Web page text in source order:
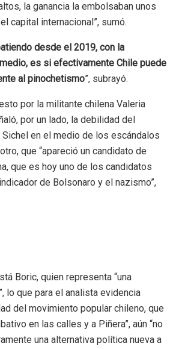
la ganancia la embolsaban unos
capital internacional”, sumó.
desde el 2019, con la
es si efectivamente Chile puede
al pinochetismo”, subrayó.
por la militante chilena Valeria
por un lado, la debilidad del
en el medio de los escándalos
que “apareció un candidato de
que es hoy uno de los candidatos
de Bolsonaro y el nazismo”,
Boric, quien representa “una
lo que para el analista evidencia
del movimiento popular chileno, que
en las calles y a Piñera”, aún “no
una alternativa política nueva a